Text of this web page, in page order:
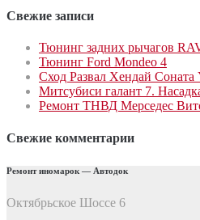
Свежие записи
Тюнинг задних рычагов
Тюнинг Ford Mondeo 4
Сход Развал Хендай Соната
Митсубиси галант 7.
Ремонт ТНВД Мерседес
Свежие комментарии
Ремонт иномарок — Автодок
Октябрьское Шоссе 6